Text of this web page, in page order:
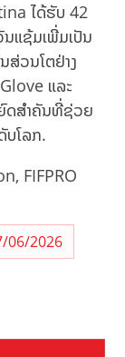
ໄດ້ຮັບ 42
ນແຊ້ມເພີ່ມເປັນ
ສ່ວນໂຕຢ່າງ
ແລະ
ດສຳຄັນທີ່ຊ່ວຍ
ບໂລກ.
FIFPRO
06/2026